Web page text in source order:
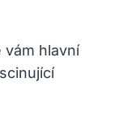
vám hlavní